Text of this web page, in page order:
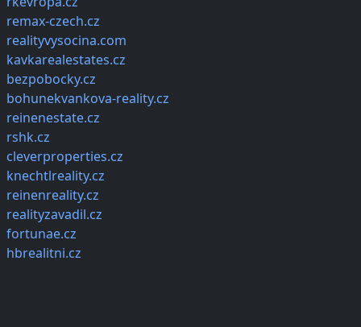
remax-czech.cz
realityvysocina.com
kavkarealestates.cz
bezpobocky.cz
bohunekvankova-reality.cz
reinenestate.cz
rshk.cz
cleverproperties.cz
knechtlreality.cz
reinenreality.cz
realityzavadil.cz
fortunae.cz
hbrealitni.cz